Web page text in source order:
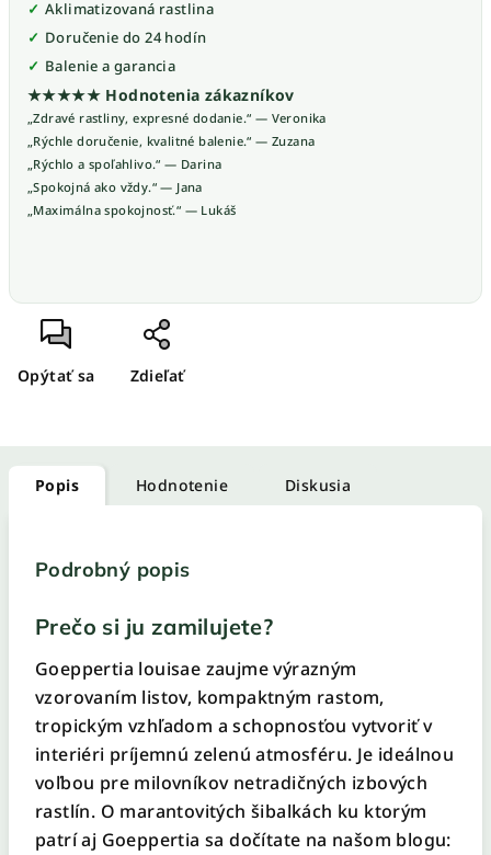
Aklimatizovaná rastlina
Doručenie do 24 hodín
Balenie a garancia
★★★★★ Hodnotenia zákazníkov
„Zdravé rastliny, expresné dodanie.“ — Veronika
„Rýchle doručenie, kvalitné balenie.“ — Zuzana
„Rýchlo a spoľahlivo.“ — Darina
„Spokojná ako vždy.“ — Jana
„Maximálna spokojnosť.“ — Lukáš
Opýtať sa Zdieľať
Popis Hodnotenie Diskusia
Podrobný popis
Prečo si ju zamilujete?
Goeppertia louisae zaujme výrazným
vzorovaním listov, kompaktným rastom,
tropickým vzhľadom a schopnosťou vytvoriť v
interiéri príjemnú zelenú atmosféru. Je ideálnou
voľbou pre milovníkov netradičných izbových
rastlín. O marantovitých šibalkách ku ktorým
patrí aj Goeppertia sa dočítate na našom blogu: